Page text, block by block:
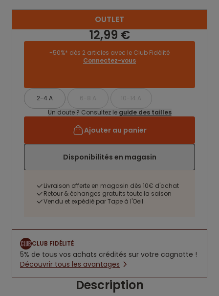
OUTLET
12,99 €
-50%* dès 2 articles avec le Club Fidélité
Connectez-vous
2-4 A 6-8 A
10-14 A
Un doute ? Consultez le guide des tailles
Ajouter au panier
Disponibilités en magasin
Livraison offerte en magasin dès 10€ d'achat
Retour & échanges gratuits toute la saison
Vendu et expédié par Tape à l'Oeil
CLUB FIDÉLITÉ
5% de tous vos achats crédités sur votre cagnotte !
Découvrir tous les avantages
Description